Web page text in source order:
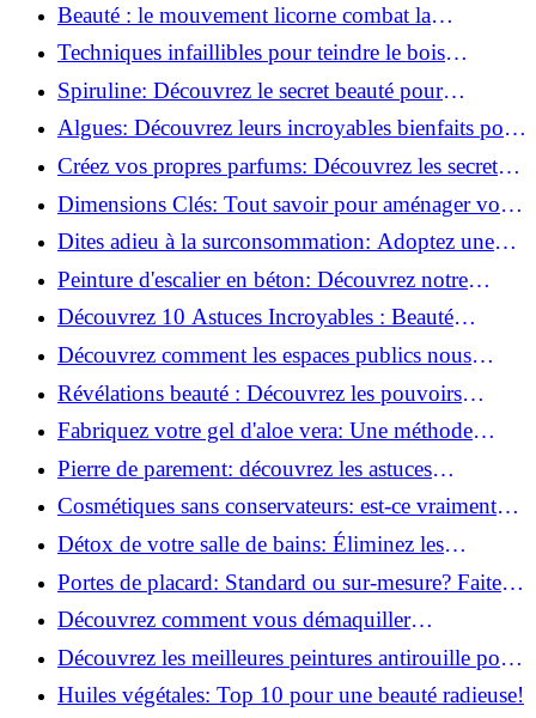
Beauté : le mouvement licorne combat la
surconsommation !
Techniques infaillibles pour teindre le bois
naturellement: Découvrez comment!
Spiruline: Découvrez le secret beauté pour
revitaliser les peaux fatiguées!
Algues: Découvrez leurs incroyables bienfaits pour
la santé et la beauté!
Créez vos propres parfums: Découvrez les secrets
de la fabrication artisanale!
Dimensions Clés: Tout savoir pour aménager votre
salle de bains!
Dites adieu à la surconsommation: Adoptez une
vie plus simple!
Peinture d'escalier en béton: Découvrez notre
tutoriel facile et rapide!
Découvrez 10 Astuces Incroyables : Beauté
Naturelle avec le Concombre !
Découvrez comment les espaces publics nous
incitent à être plus actifs : Révélations surprenantes!
Révélations beauté : Découvrez les pouvoirs
insoupçonnés du concombre!
Fabriquez votre gel d'aloe vera: Une méthode
simple et rapide à la maison!
Pierre de parement: découvrez les astuces
infaillibles pour un nettoyage parfait!
Cosmétiques sans conservateurs: est-ce vraiment
possible?
Détox de votre salle de bains: Éliminez les
ingrédients nocifs dès maintenant!
Portes de placard: Standard ou sur-mesure? Faites
le meilleur choix!
Découvrez comment vous démaquiller
naturellement: Astuces et secrets révélés!
Découvrez les meilleures peintures antirouille pour
le fer: Top 12 analysé!
Huiles végétales: Top 10 pour une beauté radieuse!